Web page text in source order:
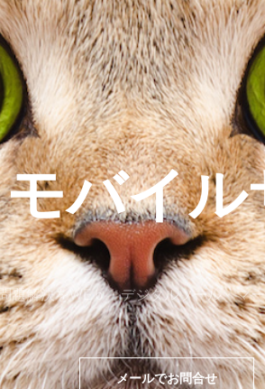
イル
題解決をWEｂ・デジタルツール・マ
メールでお問合せ